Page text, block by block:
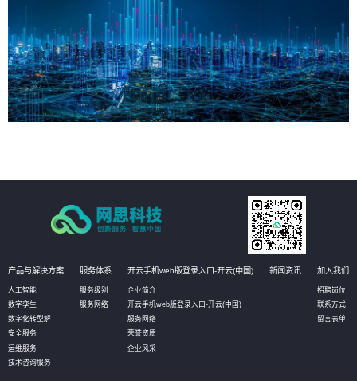
产品与解决方案
人工智能
数字孪生
数字化转型解
安全服务
运维服务
技术咨询服务
服务体系
服务级别
服务网络
开云手机web版登录入口-开云(中国)
企业简介
开云手机web版登录入口-开云(中国)
服务网络
荣誉资质
企业风采
新闻资讯 加入我们
招聘岗位
联系方式
留言表单